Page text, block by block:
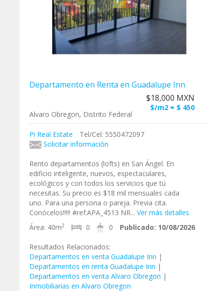
Departamento en Renta en Guadalupe Inn
$18,000 MXN
$/m2 = $ 450
Alvaro Obregon, Distrito Federal
Pi Real Estate
Tel/Cel: 5550472097
Solicitar información
Rento departamentos (lofts) en San Ángel. En
edificio inteligente, nuevos, espectaculares,
ecológicos y con todos los servicios que tú
necesitas. Su precio es $18 mil mensuales cada
uno. Para una persona o pareja. Previa cita.
Conócelos!!!!! #ref:APA_4513 NR... Ver más detalles
Área: 40m2 0 0 Publicado: 10/08/2026
Resultados Relacionados:
Departamentos en venta Guadalupe Inn |
Departamentos en renta Guadalupe Inn |
Departamentos en venta Alvaro Obregon |
Inmobiliarias en Alvaro Obregon